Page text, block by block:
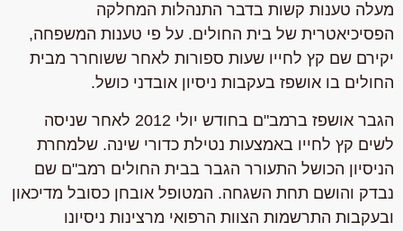
מעלה טענות קשות בדבר התנהלות המחלקה
הפסיכיאטרית של בית החולים. על פי טענות המשפחה,
יקירם שם קץ לחייו שעות ספורות לאחר ששוחרר מבית
החולים בו אושפז בעקבות ניסיון אובדני כושל.
הגבר אושפז ברמב"ם בחודש יולי 2012 לאחר שניסה
לשים קץ לחייו באמצעות נטילת כדורי שינה. שלמחרת
הניסיון הכושל התעורר הגבר בבית החולים רמב"ם שם
נבדק והושם תחת השגחה. המטופל אובחן כסובל מדיכאון
ובעקבות התרשמות הצוות הרפואי מרצינות ניסיונו